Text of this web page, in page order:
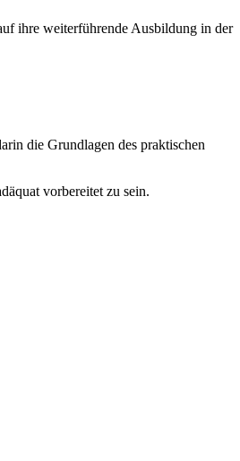
ihre weiterführende Ausbildung in der
die Grundlagen des praktischen
vorbereitet zu sein.